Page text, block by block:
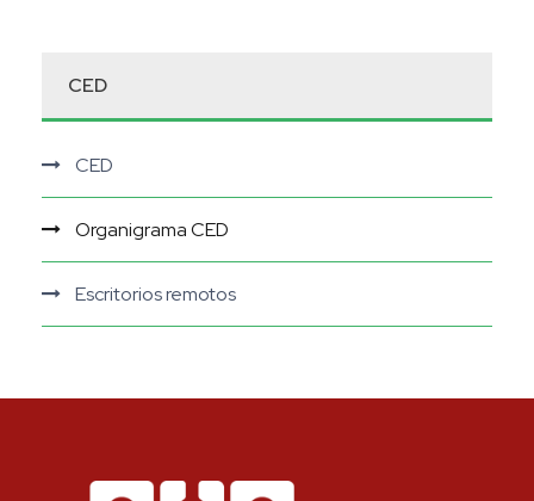
CED
CED
Organigrama CED
Escritorios remotos